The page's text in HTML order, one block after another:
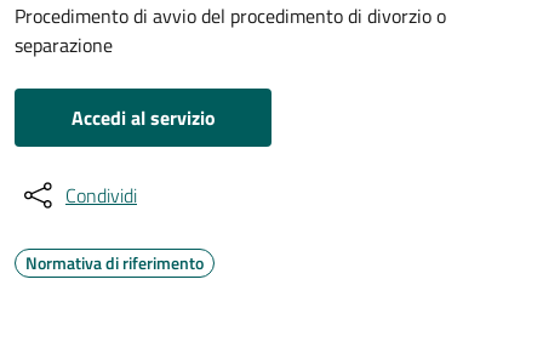
Procedimento di avvio del procedimento di divorzio o
separazione
Accedi al servizio
Condividi
Normativa di riferimento